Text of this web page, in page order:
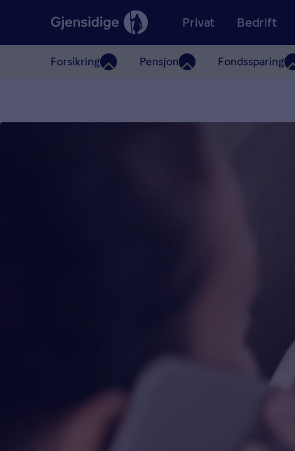
Privat
Forsikring Pensjon Fondssparing
Bedrift